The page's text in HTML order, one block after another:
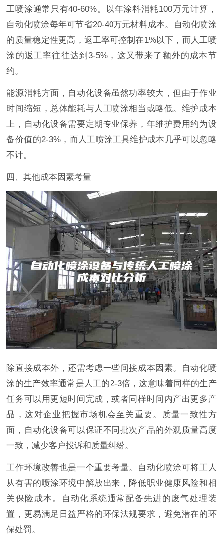
工喷涂通常只有40-60%。以年涂料消耗100万元计算，
自动化喷涂每年可节省20-40万元材料成本。自动化喷涂
的质量稳定性更高，返工率可控制在1%以下，而人工喷
涂的返工率往往达到3-5%，这又带来了额外的成本节
约。
能源消耗方面，自动化设备虽然功率较大，但由于作业
时间缩短，总体能耗与人工喷涂相当或略低。维护成本
上，自动化设备需要定期专业保养，年维护费用约为设
备价值的2-3%，而人工喷涂工具维护成本几乎可以忽略
不计。
四、其他成本因素考量
除直接成本外，还需考虑一些间接成本因素。自动化喷
涂的生产效率通常是人工的2-3倍，这意味着同样的生产
任务可以用更短时间完成，或者同样时间内产出更多产
品，这对企业把握市场机会至关重要。质量一致性方
面，自动化设备可以保证不同批次产品的外观质量高度
一致，减少客户投诉和质量纠纷。
工作环境改善也是一个重要考量。自动化喷涂可将工人
从有害的喷涂环境中解放出来，降低职业健康风险和相
关保险成本。自动化系统通常配备先进的废气处理装
置，更易满足日益严格的环保法规要求，避免潜在的环
保处罚。